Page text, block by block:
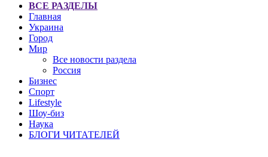
ВСЕ РАЗДЕЛЫ
Главная
Украина
Город
Мир
Все новости раздела
Россия
Бизнес
Спорт
Lifestyle
Шоу-биз
Наука
БЛОГИ ЧИТАТЕЛЕЙ